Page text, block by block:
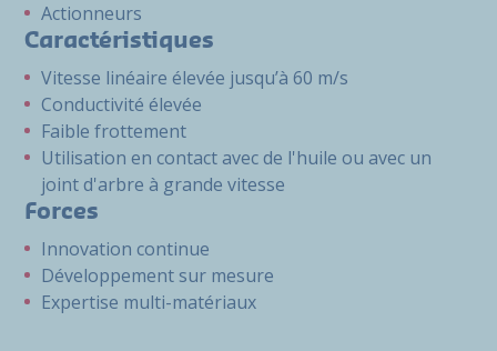
Actionneurs
Caractéristiques
Vitesse linéaire élevée jusqu’à 60 m/s
Conductivité élevée
Faible frottement
Utilisation en contact avec de l'huile ou avec un
joint d'arbre à grande vitesse
Forces
Innovation continue
Développement sur mesure
Expertise multi-matériaux